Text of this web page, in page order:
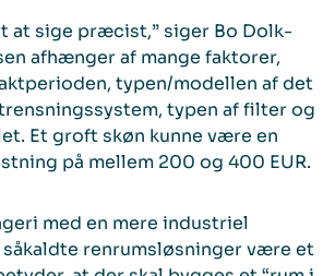
at sige præcist,” siger Bo Dolk-
afhænger af mange faktorer,
typen/modellen af det
typen af filter og
Et groft skøn kunne være en
på mellem 200 og 400 EUR.
med en mere industriel
renrumsløsninger være et